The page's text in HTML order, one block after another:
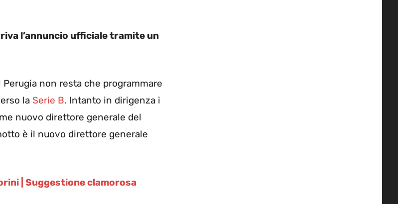
l’annuncio ufficiale tramite un
non resta che programmare
la Serie B. Intanto in dirigenza i
nuovo direttore generale del
è il nuovo direttore generale
| Suggestione clamorosa